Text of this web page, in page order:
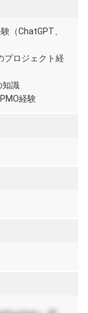
（ChatGPT、
プロジェクト経
知識
経験